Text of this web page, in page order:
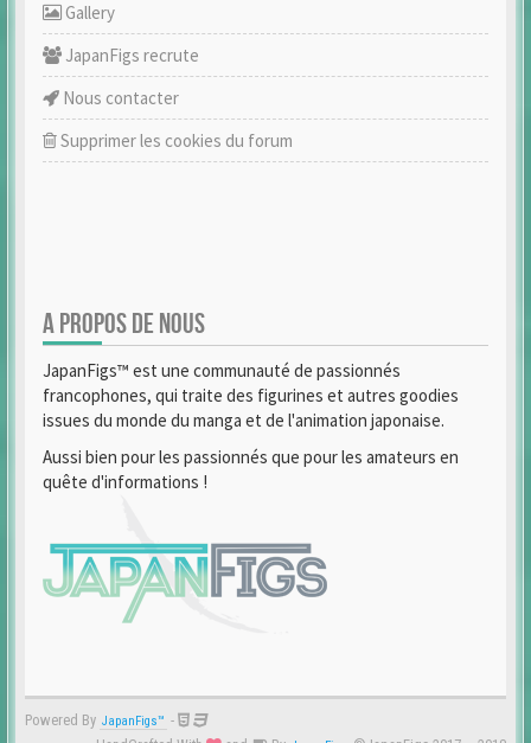
Gallery
JapanFigs recrute
Nous contacter
Supprimer les cookies du forum
A PROPOS DE NOUS
JapanFigs™ est une communauté de passionnés
francophones, qui traite des figurines et autres goodies
issues du monde du manga et de l'animation japonaise.
Aussi bien pour les passionnés que pour les amateurs en
quête d'informations !
Powered By JapanFigs™ -